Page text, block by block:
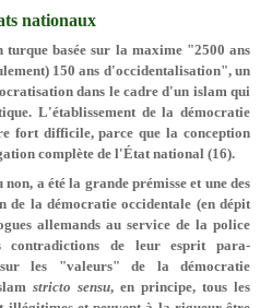
nationaux
basée sur la maxime "2500 ans
150 ans d'occidentalisation", un
dans le cadre d'un islam qui
L'établissement de la démocratie
fort difficile, parce que la conception
complète de l'État national (16).
a été la grande prémisse et une des
de la démocratie occidentale (en dépit
allemands au service de la police
contradictions de leur esprit para-
les "valeurs" de la démocratie
stricto sensu, en principe, tous les